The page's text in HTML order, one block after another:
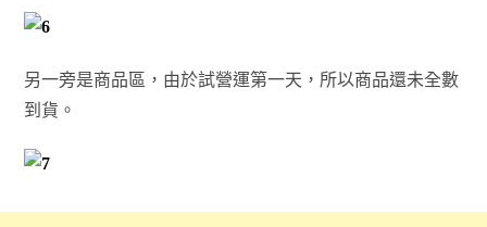
另一旁是商品區，由於試營運第一天，所以商品還未全數
到貨。